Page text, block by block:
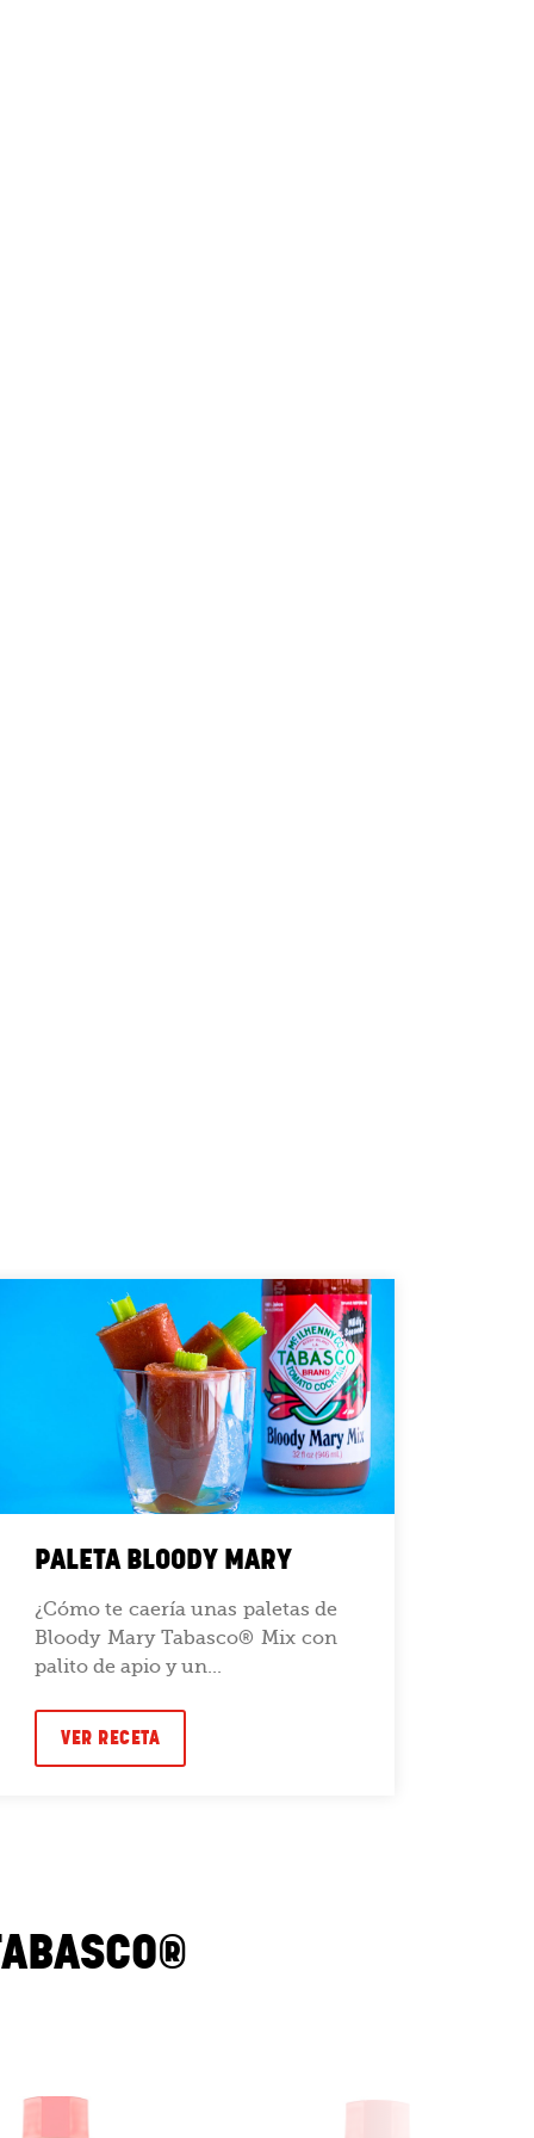
PALETA BLOODY MARY
¿Cómo te caería unas paletas de
Bloody Mary Tabasco® Mix con
palito de apio y un...
VER RECETA